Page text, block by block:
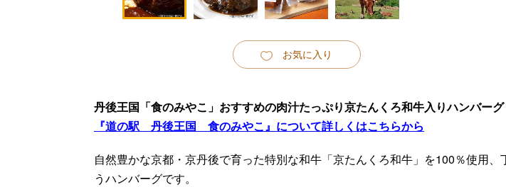
お気に入り
丹後王国「食のみやこ」おすすめの肉汁たっぷり京たんくろ和牛入りハンバーグ
『道の駅 丹後王国 食のみやこ』について詳しくはこちらから
自然豊かな京都・京丹後で育った特別な和牛「京たんくろ和牛」を100％使用
うハンバーグです。